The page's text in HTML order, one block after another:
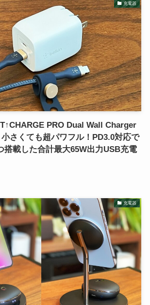
充電器
PRO Dual Wall Charger
さくても超パワフル！PD3.0対応で
搭載した合計最大65W出力USB充電
充電器